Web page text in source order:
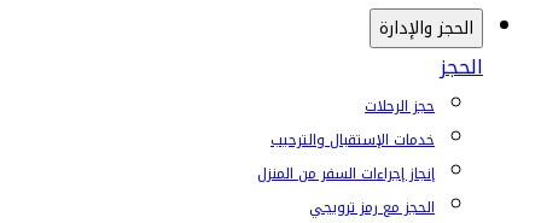
الحجز والإدارة
الحجز
حجز الرحلات
خدمات الإستقبال والترحيب
إنجاز إجراءات السفر من المنزل
الحجز مع رمز ترويجي